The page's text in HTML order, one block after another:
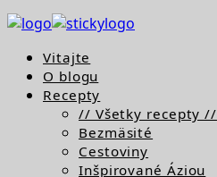
Vitajte
O blogu
Recepty
// Všetky recepty //
Bezmäsité
Cestoviny
Inšpirované Áziou